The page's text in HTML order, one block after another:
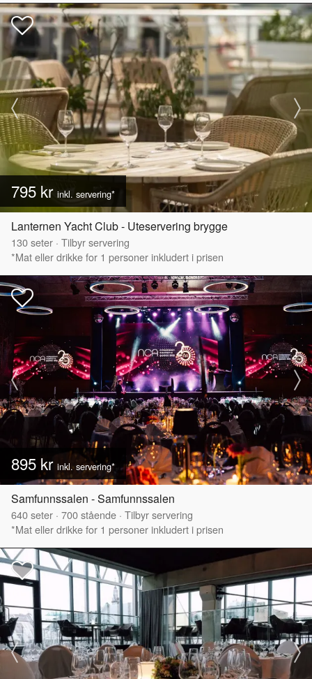
795 kr inkl. servering*
Lanternen Yacht Club - Uteservering brygge
130seter · Tilbyr servering
*Mat eller drikke for 1 personer inkludert i prisen
895 kr inkl. servering*
Samfunnssalen - Samfunnssalen
640seter · 700stående · Tilbyr servering
*Mat eller drikke for 1 personer inkludert i prisen